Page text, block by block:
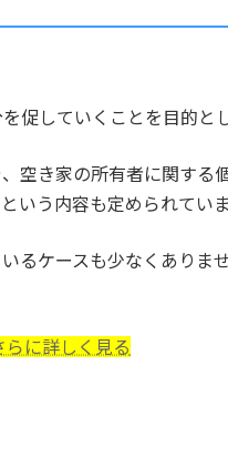
促していくことを目的と
空き家の所有者に関する
いう内容も定められていま
るケースも少なくありま
に詳しく見る